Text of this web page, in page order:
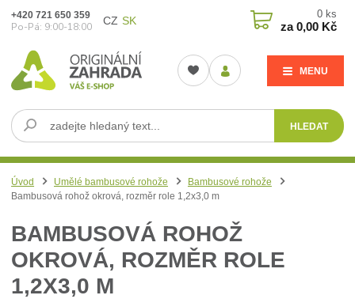
CZ SK
MENU
HLEDAT
+420 721 650 359
Po-Pá: 9:00-18:00
0 ks
za0,00 Kč
Úvod Umělé bambusové rohože
Bambusové rohože
Bambusová rohož okrová, rozměr role 1,2x3,0 m
BAMBUSOVÁ ROHOŽ
OKROVÁ, ROZMĚR ROLE
1,2X3,0 M